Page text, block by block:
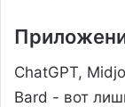
ChatGPT,
Bard - вот